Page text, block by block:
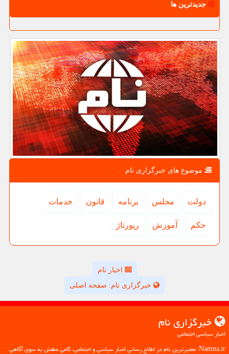
جدیدترین ها
موضوع های خبرگزاری نام
دولت مجلس برنامه قانون خدمات
حكم آموزش رپورتاژ
اخبار نام
خبرگزاری نام: صفحه اصلی
خبرگزاری نام
اخبار سیاسی اجتماعی
Namna.ir: معتبرترین نام در اطلاع رسانی اخبار سیاسی و اجتماعی، گامی مطمئن به سوی آگاهی